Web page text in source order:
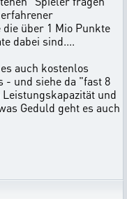
über 1 Mio Punkte
dabei sind....
auch kostenlos
- und siehe da "fast 8
und
Geduld geht es auch